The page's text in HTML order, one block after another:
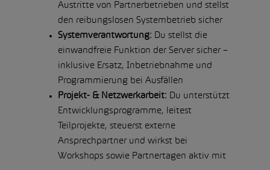
Austritte von Partnerbetrieben und stellst
den reibungslosen Systembetrieb sicher
Systemverantwortung: Du stellst die
einwandfreie Funktion der Server sicher –
inklusive Ersatz, Inbetriebnahme und
Programmierung bei Ausfällen
Projekt- & Netzwerkarbeit: Du unterstützt
Entwicklungsprogramme, leitest
Teilprojekte, steuerst externe
Ansprechpartner und wirkst bei
Workshops sowie Partnertagen aktiv mit